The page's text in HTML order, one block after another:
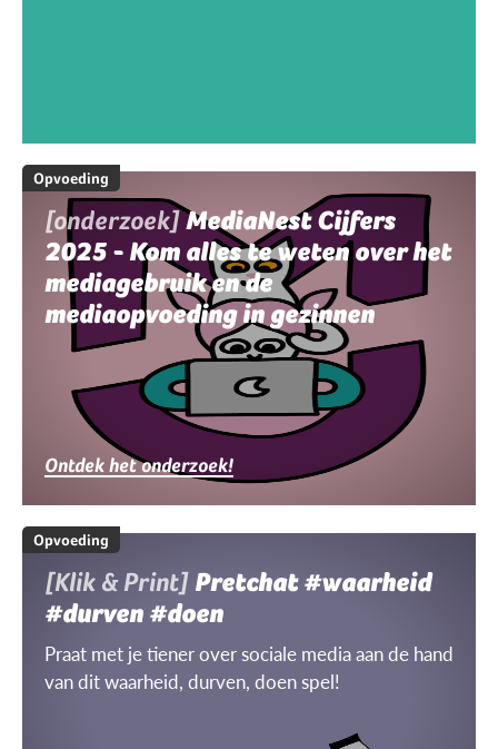
Opvoeding
[onderzoek]MediaNest Cijfers
2025 - Kom alles te weten over het
mediagebruik en de
mediaopvoeding in gezinnen
Ontdek het onderzoek!
Opvoeding
[Klik & Print] Pretchat #waarheid
#durven #doen
Praat met je tiener over sociale media aan de hand
van dit waarheid, durven, doen spel!